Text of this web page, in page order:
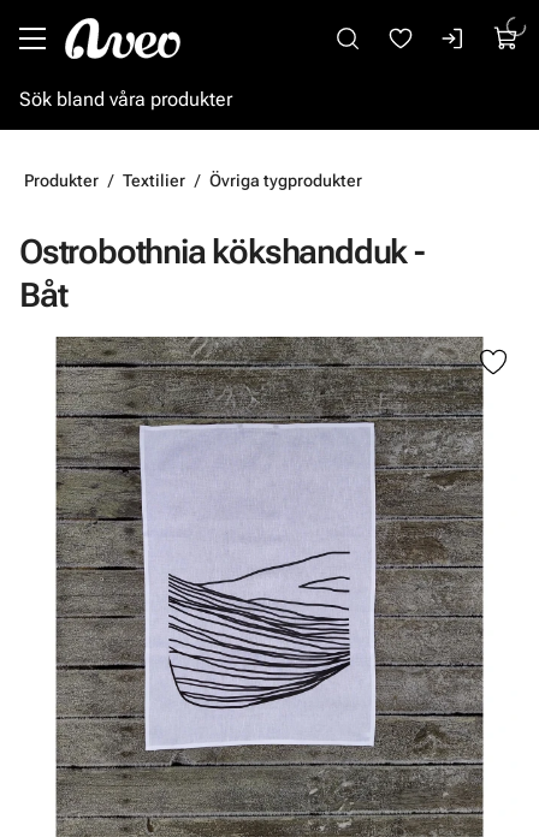
Produkter Textilier Övriga tygprodukter
Ostrobothnia kökshandduk -
Båt
Hoppa över bilder